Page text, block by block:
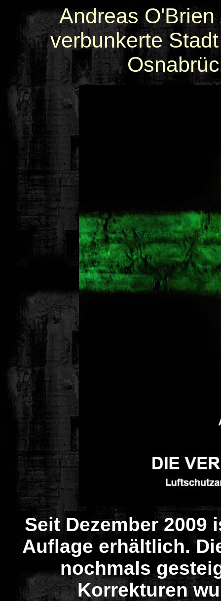
Andreas
verbunkerte
Seit Dezember
Auflage erhältlich.
nochmals
Korrekturen